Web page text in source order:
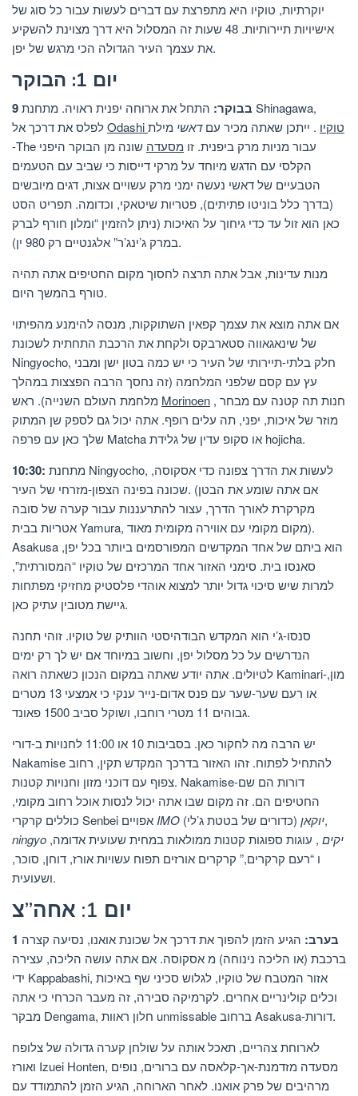
יוקרתיות, טוקיו היא מתפרצת עם דברים לעשות עבור כל סוג של
אישיויות תיירותיות. 48 שעות זה המסלול היא דרך מצוינת להשקיע
את עצמך העיר הגדולה הכי מרגש של יפן.
יום 1: הבוקר
9 בבוקר: התחל את ארוחה יפנית ראויה. מתחנת Shinagawa,
Odashi טוקיו . ייתכן שאתה מכיר עםדאשי מילת
-The עבור מניות מרק ביפנית. זו מסעדה שונה מן הבוקר היפני
הקלסי עם הדגש מיוחד על מרקי דייסות כי שביב עם הטעמים
הטבעיים של דאשי נעשה ימני מרק עשויים אצות, דגים מיובשים
(בדרך כלל בוניטו פתיתים), פטריות שיטאקי, וכדומה. תפריט הסט
כאן הוא זול עד כדי גיחוך על האיכות (ניתן להזמין “ומלון חורף לברק
במרק ג’ינג’ר” אלגנטיים רק 980 ין).
מנות עדינות, אבל אתה תרצה לחסוך מקום החטיפים אתה תהיה
טורף בהמשך היום.
אם אתה מוצא את עצמך קפאין השתוקקות, מנסה להימנע מהפיתוי
של שינאגאווה סטארבקס ולקחת את הרכבת התחתית לשכונת
Ningyocho, חלק בלתי-תיירותי של העיר כי יש כמה בטון ישן ומבני
עץ עם קסם שלפני המלחמה (זה נחסך הרבה הפצצות במהלך
Morinoen , חנות תה קטנה עם מבחר
מוזר של איכות, יפני, תה עלים רופף. אתה יכול גם לספק שן המתוק
שלך כאן עם פרפה Matcha או סקופ עדין של גלידת hojicha.
10:30:
שכונה בפינה הצפון-מזרחי של העיר. (אם אתה שומע את הבטן
מקרקרת לאורך הדרך, עצור להתרעננות עבור קערה של סובה
אטריות בבית Yamura, מקום מקומי עם אווירה מקומית מאוד).
Asakusa הוא ביתם של אחד המקדשים המפורסמים ביותר בכל יפן,
סאנסו בית. סימני האזור אחד המרכזים של טוקיו “המסורתית”,
למרות שיש סיכוי גדול יותר למצוא אוהדי פלסטיק מחזיקי מפתחות
גיישת מטובין עתיק כאן.
סנסו-ג’י הוא המקדש הבודהיסטי הוותיק של טוקיו. זוהי תחנה
הנדרשים על כל מסלול יפן, וחשוב במיוחד אם יש לך רק ימים
לטיולים. אתה יודע שאתה במקום הנכון כשאתה רואה Kaminari-מון,
או רעם שער-שער עם פנס אדום-נייר ענקי כי אמצעי 13 מטרים
גבוהים 11 מטרי רוחבו, ושוקל סביב 1500 פאונד.
יש הרבה מה לחקור כאן. בסביבות 10 או 11:00 לחנויות ב-דורי
Nakamise להתחיל לפתוח. זהו האזור בדרכך המקדש תקין, רחוב
צפוף עם דוכני מזון וחנויות קטנות. Nakamise-דורות הם שם
החטיפים הם. זה מקום שבו אתה יכול לנסות אוכל רחוב מקומי,
IMO יוקאן(כדורים של בטטת ג’לי),
ningyo יקים , עוגות ספוגות קטנות ממולאות במחית שעועית אדומה,
ו “רעם קרקרים,” קרקרים אורזים תפוח עשויות אורז, דוחן, סוכר,
ושעועית.
יום 1: אחה”צ
1 בערב: הגיע הזמן להפוך את דרכך אל שכונת אואנו, נסיעה קצרה
ברכבת (או הליכה נינוחה) מ אסקוסה. אם אתה עושה הליכה, עצירה
ידי Kappabashi, אזור המטבח של טוקיו, לגלוש סכיני שף באיכות
וכלים קולינריים אחרים. לקרמיקה סבירה, זה מעבר הכרחי כי אתה
מבקר Dengama, חלון ראוות unmissable ברחוב Asakusa-דורות.
לארוחת צהריים, תאכל אותה על שולחן קערה גדולה של צלופח
ואורז Izuei Honten, מסעדה מזדמנת-אך-קלאסה עם ברורים, נופים
מרהיבים של פרק אואנו. לאחר הארוחה, הגיע הזמן להתמודד עם